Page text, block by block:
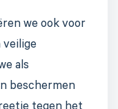
we ook voor
veilige
als
beschermen